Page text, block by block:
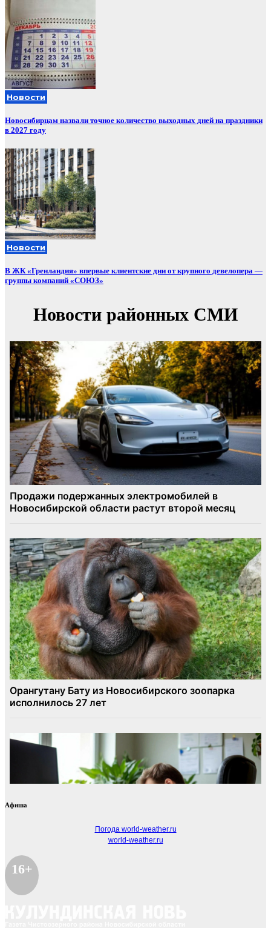
Новости
Новосибирцам назвали точное количество выходных дней на праздники
в 2027 году
Новости
В ЖК «Гренландия» впервые клиентские дни от крупного девелопера —
группы компаний «СОЮЗ»
Афиша
Погода world-weather.ru
world-weather.ru
16+